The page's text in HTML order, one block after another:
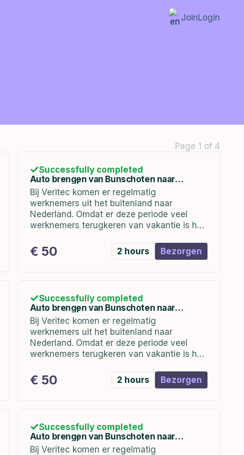
JoinLogin
Page 1 of 4
Successfully completed
Auto brengen van Bunschoten naar
Hoofddorp | 14-01-2023
Bij Veritec komen er regelmatig
werknemers uit het buitenland naar
Nederland. Omdat er deze periode veel
werknemers terugkeren van vakantie is het
auto bij terugkomst.
€ 50 2 hours Bezorgen
Successfully completed
Auto brengen van Bunschoten naar
Hoofddorp | In week 3 (09 t/m 13 januari)
Bij Veritec komen er regelmatig
werknemers uit het buitenland naar
Nederland. Omdat er deze periode veel
werknemers terugkeren van vakantie is het
auto bij terugkomst. de auto's staan bij ons
kantoor in Bunschoten...
€ 50 2 hours Bezorgen
Successfully completed
Auto brengen van Bunschoten naar
Hoofddorp | vrijdag 09-01-2023
Bij Veritec komen er regelmatig